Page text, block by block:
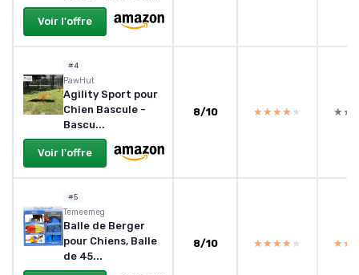
Voir l'offre
#4
PawHut
Agility Sport pour
Chien Bascule -
Bascu...
Voir l'offre
8/10 ★★★★★
★★★★★
#5
Temeemeg
Balle de Berger
pour Chiens, Balle
de 45...
8/10 ★★★★★
★★★★★